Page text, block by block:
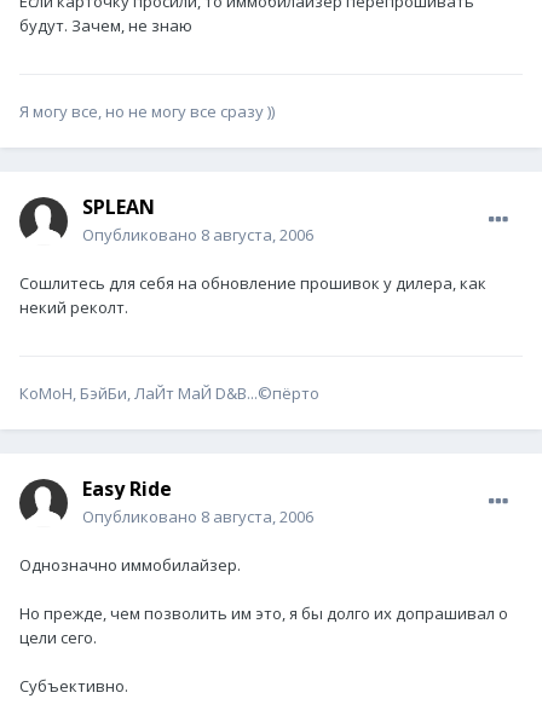
будут. Зачем, не знаю
Я могу все, но не могу все сразу ))
SPLEAN
Опубликовано 8 августа, 2006
Сошлитесь для себя на обновление прошивок у дилера, как
некий реколт.
КоМоН, БэйБи, ЛаЙт МаЙ D&B...©пёрто
Easy Ride
Опубликовано 8 августа, 2006
Однозначно иммобилайзер.
Но прежде, чем позволить им это, я бы долго их допрашивал о
цели сего.
Субъективно.